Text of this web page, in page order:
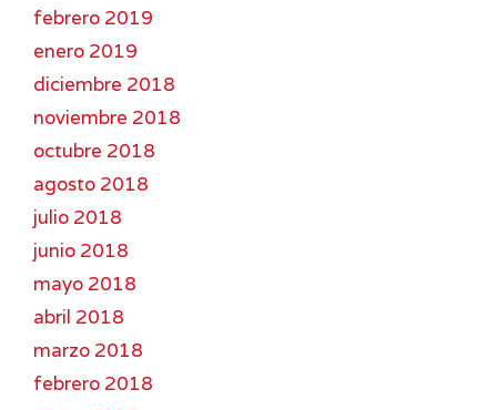
febrero 2019
enero 2019
diciembre 2018
noviembre 2018
octubre 2018
agosto 2018
julio 2018
junio 2018
mayo 2018
abril 2018
marzo 2018
febrero 2018